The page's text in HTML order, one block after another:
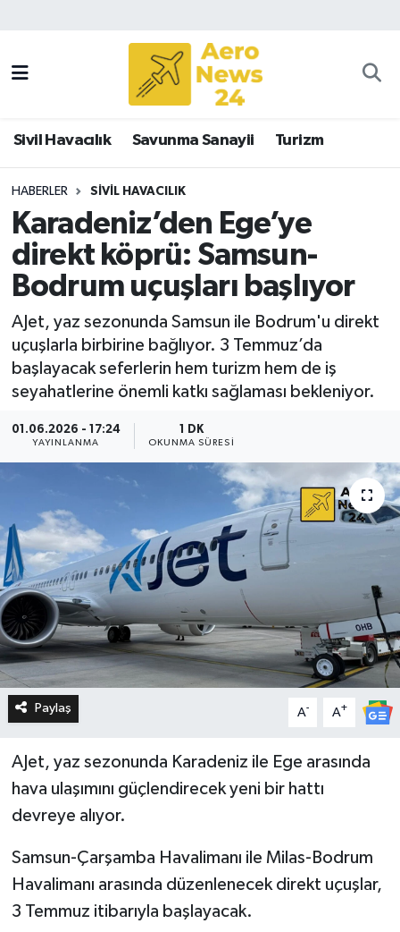
Sivil Havacılık Savunma Sanayii Turizm
HABERLER SIVIL HAVACILIK
Karadeniz’den Ege’ye
direkt köprü: Samsun-
Bodrum uçuşları başlıyor
AJet, yaz sezonunda Samsun ile Bodrum'u direkt
uçuşlarla birbirine bağlıyor. 3 Temmuz’da
başlayacak seferlerin hem turizm hem de iş
seyahatlerine önemli katkı sağlaması bekleniyor.
01.06.2026 - 17:24
YAYINLANMA
1 DK
OKUNMA SÜRESI
Paylaş A- A+
AJet, yaz sezonunda Karadeniz ile Ege arasında
hava ulaşımını güçlendirecek yeni bir hattı
devreye alıyor.
Samsun-Çarşamba Havalimanı ile Milas-Bodrum
Havalimanı arasında düzenlenecek direkt uçuşlar,
3 Temmuz itibarıyla başlayacak.